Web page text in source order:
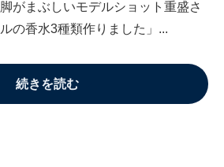
がまぶしいモデルショット重盛さ
の香水3種類作りました」...
続きを読む